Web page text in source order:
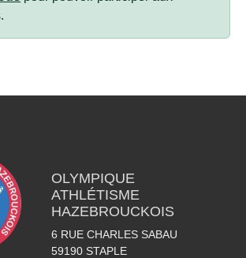
OLYMPIQUE
ATHLÉTISME
HAZEBROUCKOIS
6 RUE CHARLES SABAU
59190 STAPLE